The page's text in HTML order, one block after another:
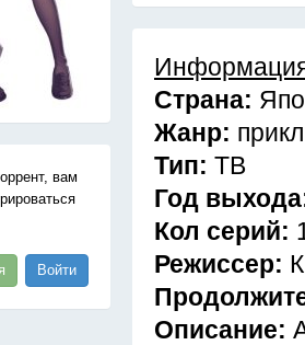
вам
Войти
Страна:
Жанр:
Тип: ТВ
Год
Кол серий:
Режиссер:
Описание: